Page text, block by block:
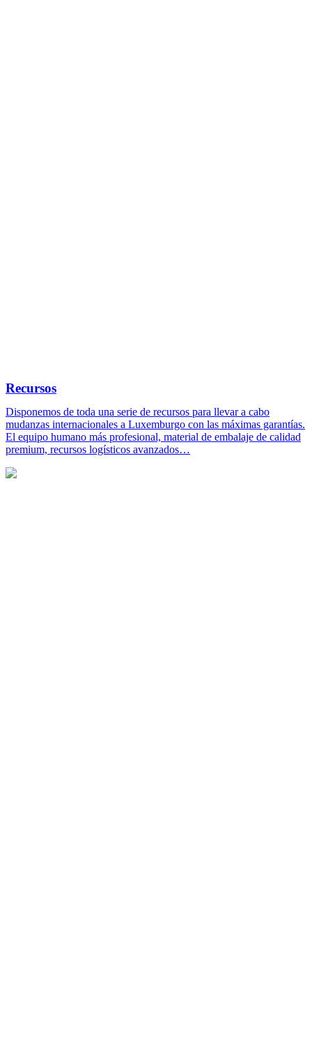
Recursos
Disponemos de toda una serie de recursos para llevar a cabo
mudanzas internacionales a Luxemburgo con las máximas garantías.
El equipo humano más profesional, material de embalaje de calidad
premium, recursos logísticos avanzados…